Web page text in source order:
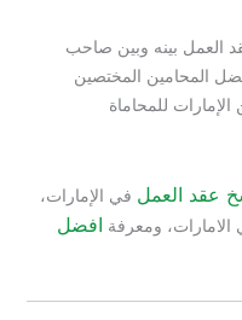
العمل بينه وبين صاحب
المحامين المختصين
للمحاماة
عقد العمل في الإمارات،
الامارات، ومعرفة افضل